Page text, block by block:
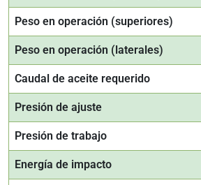
Peso en operación (superiores)
Peso en operación (laterales)
Caudal de aceite requerido
Presión de ajuste
Presión de trabajo
Energía de impacto